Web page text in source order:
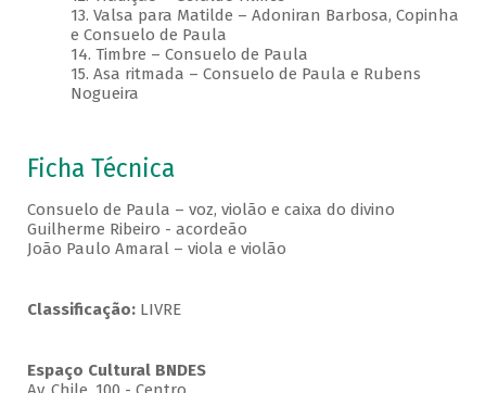
13. Valsa para Matilde – Adoniran Barbosa, Copinha
e Consuelo de Paula
14. Timbre – Consuelo de Paula
15. Asa ritmada – Consuelo de Paula e Rubens
Nogueira
Ficha Técnica
Consuelo de Paula – voz, violão e caixa do divino
Guilherme Ribeiro - acordeão
João Paulo Amaral – viola e violão
Classificação: LIVRE
Espaço Cultural BNDES